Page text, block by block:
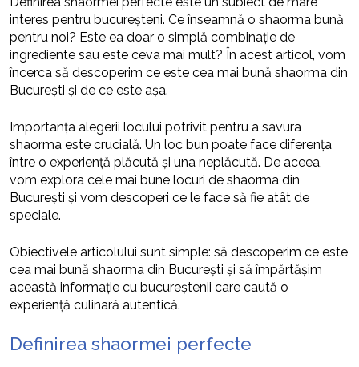
interes pentru bucureșteni. Ce înseamnă o shaorma bună
pentru noi? Este ea doar o simplă combinație de
ingrediente sau este ceva mai mult? În acest articol, vom
încerca să descoperim ce este cea mai bună shaorma din
București și de ce este așa.
Importanța alegerii locului potrivit pentru a savura
shaorma este crucială. Un loc bun poate face diferența
între o experiență plăcută și una neplăcută. De aceea,
vom explora cele mai bune locuri de shaorma din
București și vom descoperi ce le face să fie atât de
speciale.
Obiectivele articolului sunt simple: să descoperim ce este
cea mai bună shaorma din București și să împărtășim
această informație cu bucureștenii care caută o
experiență culinară autentică.
Definirea shaormei perfecte